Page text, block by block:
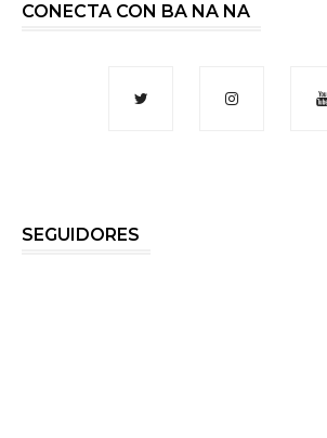
CONECTA CON BA NA NA
SEGUIDORES